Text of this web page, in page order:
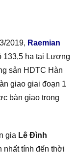
2019, Raemian
133,5 ha tại Lương
sản HDTC Hàn
giao giai đoạn 1
bàn giao trong
gia Lê Đình
nhất tính đến thời